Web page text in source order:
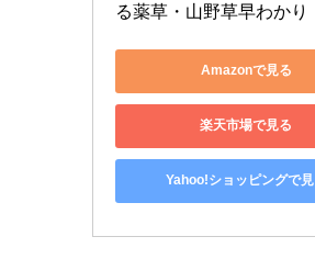
る薬草・山野草早わかり
Amazonで見る
楽天市場で見る
Yahoo!ショッピングで